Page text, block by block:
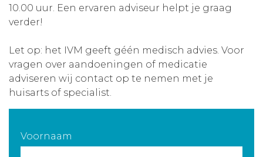
10.00 uur. Een ervaren adviseur helpt je graag
verder!
Let op: het IVM geeft géén medisch advies. Voor
vragen over aandoeningen of medicatie
adviseren wij contact op te nemen met je
huisarts of specialist.
Voornaam